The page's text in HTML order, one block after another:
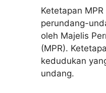
Ketetapan
perundang-
oleh Majelis
(MPR).
kedudukan
undang.